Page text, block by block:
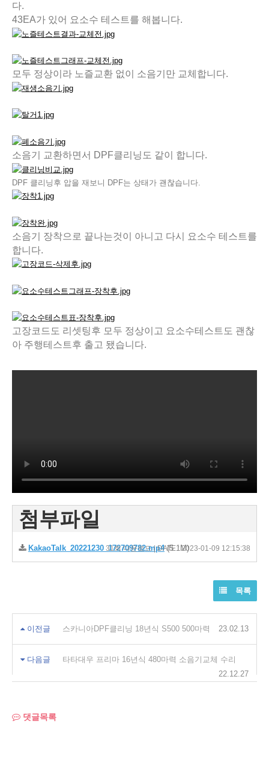
다.
43EA가 있어 요소수 테스트를 해봅니다.
모두 정상이라 노즐교환 없이 소음기만 교체합니다.
소음기 교환하면서 DPF클리닝도 같이 합니다.
DPF 클리닝후 압을 재보니 DPF는 상태가 괜찮습니다.
소음기 장착으로 끝나는것이 아니고 다시 요소수 테스트를
합니다.
고장코드도 리셋팅후 모두 정상이고 요소수테스트도 괜찮
아 주행테스트후 출고 됐습니다.
첨부파일
KakaoTalk_20221230_172709782.mp4(5.1M)
31회 다운로드 | DATE : 2023-01-09 12:15:38
목록
이전글 스카니아DPF클리닝 18년식 S500 500마력 23.02.13
다음글
타타대우 프리마 16년식 480마력 소음기교체 수리
22.12.27
댓글목록